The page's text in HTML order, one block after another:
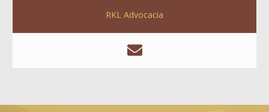
RKL Advocacia